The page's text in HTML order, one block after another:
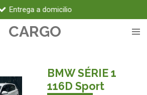
CARGO
Entrega a domicilio
BMW SÉRIE 1
116D Sport